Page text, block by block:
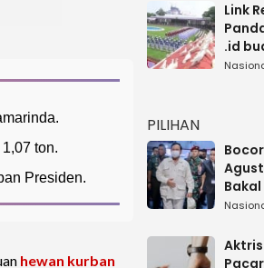
ton.
Presiden.
hewan kurban
Link
.id
PILIHAN